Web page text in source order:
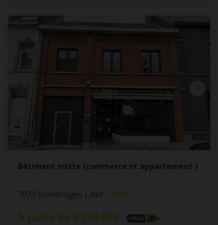
Bâtiment mixte (commerce et appartement )
7973 Stambruges | Ref: 13167
À partir de € 250.000